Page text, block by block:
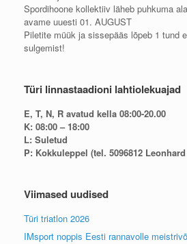
Spordihoone kollektiiv läheb puhkuma
avame uuesti 01. AUGUST
Piletite müük ja sissepääs lõpeb 1 tund
sulgemist!
Türi linnastaadioni lahtiolekuajad
E, T, N, R avatud kella 08:00-20.00
K: 08:00 – 18:00
L: Suletud
P: Kokkuleppel (tel. 5096812
Viimased uudised
Türi triatlon 2026
IMsport noppis Eesti rannavolle